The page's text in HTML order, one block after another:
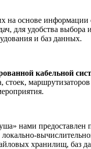
на основе
для удобства
и баз данных.
кабельной
нами предоставлен
хранилищ, баз